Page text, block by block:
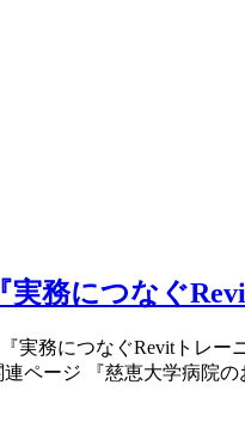
実務につなぐ
実務につなぐRevitトレ
ページ 『慈恵大学病院